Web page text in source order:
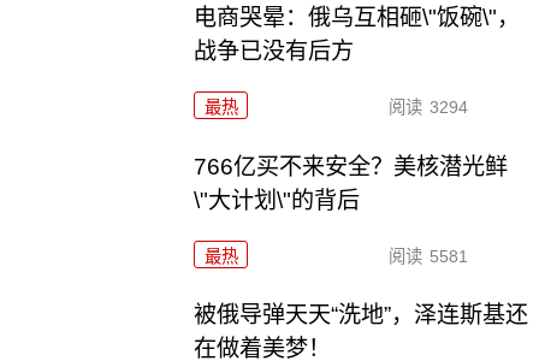
电商哭晕：俄乌互相砸\"饭碗\"，
战争已没有后方
最热 阅读 3294
766亿买不来安全？美核潜光鲜
\"大计划\"的背后
最热 阅读 5581
被俄导弹天天“洗地”，泽连斯基还
在做着美梦！